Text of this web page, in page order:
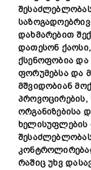
დახმარებით
დათესონ
ქსენოფობია
ფორუმებსა და
მშვიდობიან
პროვოცირების,
ორგანიზებისა
ხელისუფლების
რაშიც უხვ